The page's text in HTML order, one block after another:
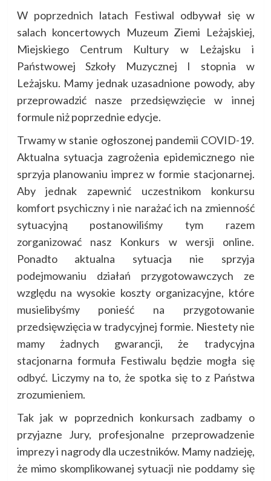
W poprzednich latach Festiwal odbywał się w
salach koncertowych Muzeum Ziemi Leżajskiej,
Miejskiego Centrum Kultury w Leżajsku i
Państwowej Szkoły Muzycznej I stopnia w
Leżajsku. Mamy jednak uzasadnione powody, aby
przeprowadzić nasze przedsięwzięcie w innej
formule niż poprzednie edycje.
Trwamy w stanie ogłoszonej pandemii COVID-19.
Aktualna sytuacja zagrożenia epidemicznego nie
sprzyja planowaniu imprez w formie stacjonarnej.
Aby jednak zapewnić uczestnikom konkursu
komfort psychiczny i nie narażać ich na zmienność
sytuacyjną postanowiliśmy tym razem
zorganizować nasz Konkurs w wersji online.
Ponadto aktualna sytuacja nie sprzyja
podejmowaniu działań przygotowawczych ze
względu na wysokie koszty organizacyjne, które
musielibyśmy ponieść na przygotowanie
przedsięwzięcia w tradycyjnej formie. Niestety nie
mamy żadnych gwarancji, że tradycyjna
stacjonarna formuła Festiwalu będzie mogła się
odbyć. Liczymy na to, że spotka się to z Państwa
zrozumieniem.
Tak jak w poprzednich konkursach zadbamy o
przyjazne Jury, profesjonalne przeprowadzenie
imprezy i nagrody dla uczestników. Mamy nadzieję,
że mimo skomplikowanej sytuacji nie poddamy się